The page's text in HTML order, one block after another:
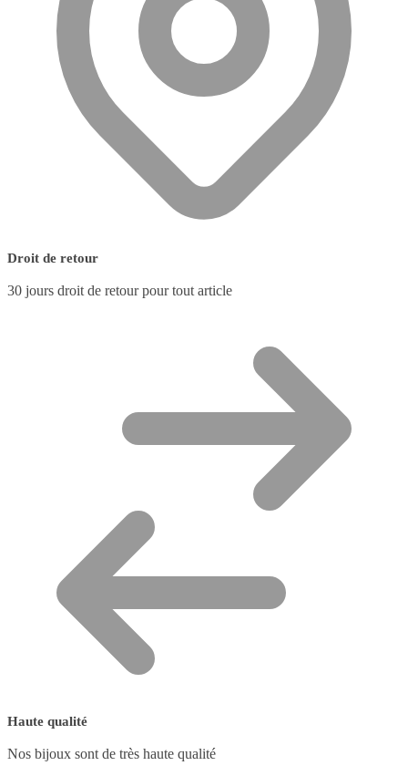
Droit de retour
30 jours droit de retour pour tout article
Haute qualité
Nos bijoux sont de très haute qualité